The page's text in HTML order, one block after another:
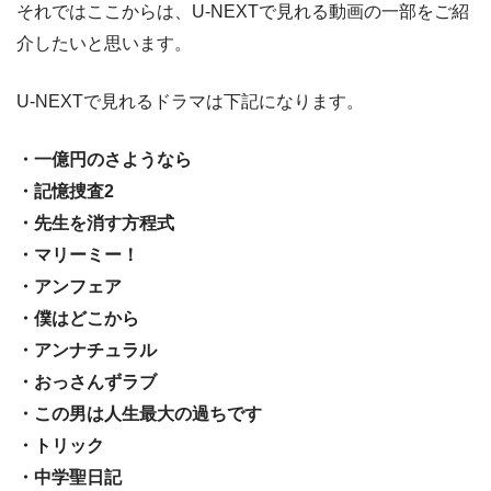
それではここからは、U-NEXTで見れる動画の一部をご紹
介したいと思います。
U-NEXTで見れるドラマは下記になります。
・一億円のさようなら
・記憶捜査2
・先生を消す方程式
・マリーミー！
・アンフェア
・僕はどこから
・アンナチュラル
・おっさんずラブ
・この男は人生最大の過ちです
・トリック
・中学聖日記